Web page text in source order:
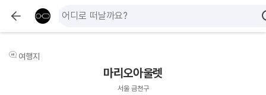
여행지
마리오아울렛
서울 금천구